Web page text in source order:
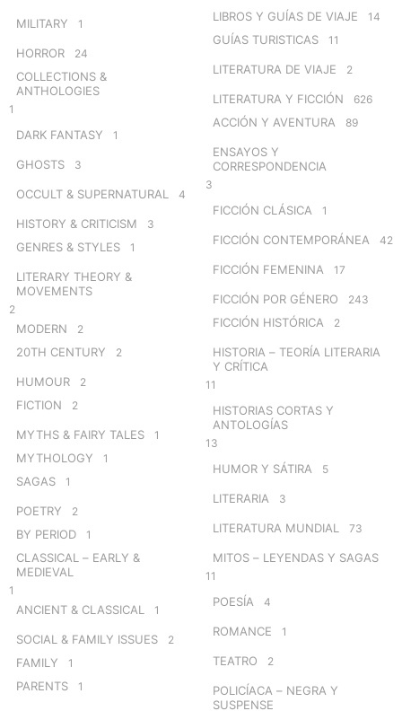
MILITARY 1
HORROR 24
COLLECTIONS &
ANTHOLOGIES
1
DARK FANTASY 1
GHOSTS 3
OCCULT & SUPERNATURAL 4
HISTORY & CRITICISM 3
GENRES & STYLES 1
LITERARY THEORY &
MOVEMENTS
2
MODERN 2
20TH CENTURY 2
HUMOUR 2
FICTION 2
MYTHS & FAIRY TALES 1
MYTHOLOGY 1
SAGAS 1
POETRY 2
BY PERIOD 1
CLASSICAL – EARLY &
MEDIEVAL
1
ANCIENT & CLASSICAL 1
SOCIAL & FAMILY ISSUES 2
FAMILY 1
PARENTS 1
LIBROS Y GUÍAS DE VIAJE 14
GUÍAS TURISTICAS 11
LITERATURA DE VIAJE 2
LITERATURA Y FICCIÓN 626
ACCIÓN Y AVENTURA 89
ENSAYOS Y
CORRESPONDENCIA
3
FICCIÓN CLÁSICA 1
FICCIÓN CONTEMPORÁNEA 42
FICCIÓN FEMENINA 17
FICCIÓN POR GÉNERO 243
FICCIÓN HISTÓRICA 2
HISTORIA – TEORÍA LITERARIA
Y CRÍTICA
11
HISTORIAS CORTAS Y
ANTOLOGÍAS
13
HUMOR Y SÁTIRA 5
LITERARIA 3
LITERATURA MUNDIAL 73
MITOS – LEYENDAS Y SAGAS
11
POESÍA 4
ROMANCE 1
TEATRO 2
POLICÍACA – NEGRA Y
SUSPENSE